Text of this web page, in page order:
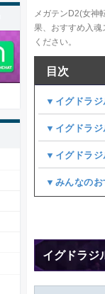
メガテンD2(女神
果、おすすめ入魂
ください。
目次
▼イグドラジ
▼イグドラジ
▼イグドラジ
▼みんなのお
イグドラジ